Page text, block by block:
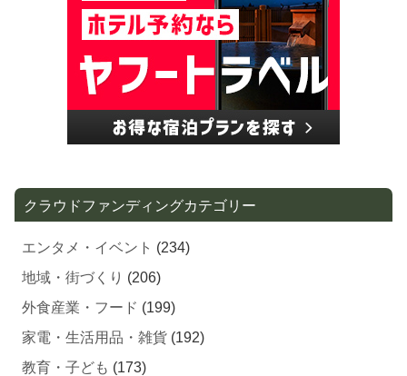
クラウドファンディングカテゴリー
エンタメ・イベント (234)
地域・街づくり (206)
外食産業・フード (199)
家電・生活用品・雑貨 (192)
教育・子ども (173)